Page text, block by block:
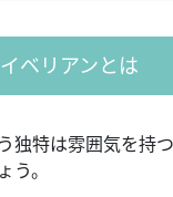
ベリアンとは
特は雰囲気を持
。